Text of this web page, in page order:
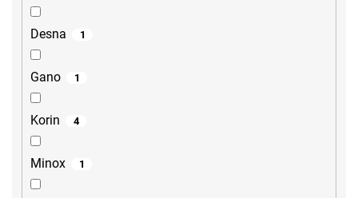
Desna 1
Gano 1
Korin 4
Minox 1